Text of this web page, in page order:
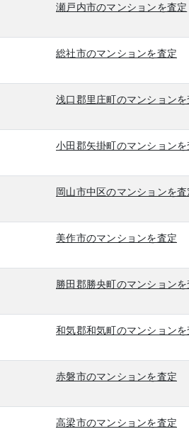
瀬戸内市のマンションを査定
総社市のマンションを査定
浅口郡里庄町のマンションを
小田郡矢掛町のマンションを
岡山市中区のマンションを査
美作市のマンションを査定
勝田郡勝央町のマンションを
和気郡和気町のマンションを
赤磐市のマンションを査定
高梁市のマンションを査定